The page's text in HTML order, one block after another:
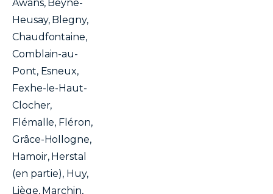
Awans, Beyne-
Heusay, Blegny,
Chaudfontaine,
Comblain-au-
Pont, Esneux,
Fexhe-le-Haut-
Clocher,
Flémalle, Fléron,
Grâce-Hollogne,
Hamoir, Herstal
(en partie), Huy,
Liège, Marchin,